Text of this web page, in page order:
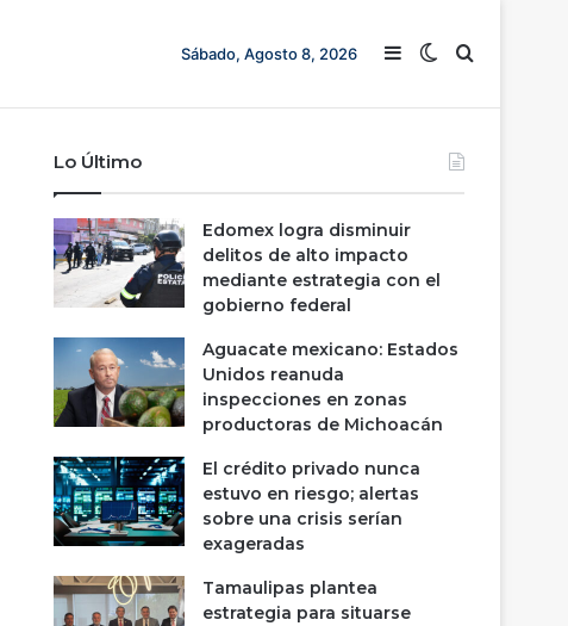
Sábado, Agosto 8, 2026 Barra lateral
Switch skin
Buscar
Lo Último
Edomex logra disminuir
delitos de alto impacto
mediante estrategia con el
gobierno federal
Aguacate mexicano: Estados
Unidos reanuda
inspecciones en zonas
productoras de Michoacán
El crédito privado nunca
estuvo en riesgo; alertas
sobre una crisis serían
exageradas
Tamaulipas plantea
estrategia para situarse